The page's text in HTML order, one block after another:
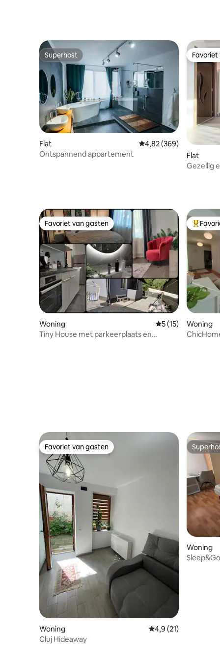
Superhost
Superhost
Flat Gemiddelde
4,82 (369)
Ontspannend appartement
Flat
Gezellig
Favoriet van gasten
Favoriet van gasten
Woning Gemiddelde
5 (15)
Tiny House met parkeerplaats en
Woning
Favoriet van gasten
Favoriet van gasten
Woning Gemiddelde
4,9 (21)
Cluj Hideaway
Woning